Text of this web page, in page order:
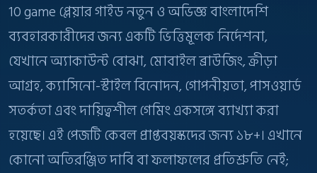
10 game প্লেয়ার গাইড নতুন ও অভিজ্ঞ বাংলাদেশি
ব্যবহারকারীদের জন্য একটি ভিত্তিমূলক নির্দেশনা,
যেখানে অ্যাকাউন্ট বোঝা, মোবাইল ব্রাউজিং, ক্রীড়া
আগ্রহ, ক্যাসিনো-স্টাইল বিনোদন, গোপনীয়তা, পাসওয়ার্ড
সতর্কতা এবং দায়িত্বশীল গেমিং একসঙ্গে ব্যাখ্যা করা
হয়েছে। এই পেজটি কেবল প্রাপ্তবয়স্কদের জন্য ১৮+। এখানে
কোনো অতিরঞ্জিত দাবি বা ফলাফলের প্রতিশ্রুতি নেই;